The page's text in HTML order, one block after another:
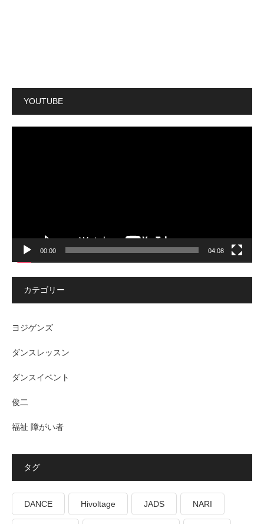
YOUTUBE
00:00 04:08
カテゴリー
ヨジゲンズ
ダンスレッスン
ダンスイベント
俊二
福祉 障がい者
タグ
DANCE Hivoltage JADS NARI